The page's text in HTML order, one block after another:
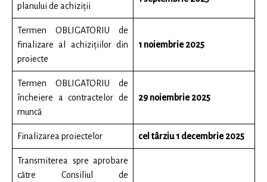
planului de achiziții
Termen OBLIGATORIU de
finalizare al achizițiilor din
proiecte
1 noiembrie 2025
Termen OBLIGATORIU de
încheiere a contractelor de
muncă
29 noiembrie 2025
Finalizarea proiectelor cel târziu 1 decembrie 2025
Transmiterea spre aprobare
către Consiliul de